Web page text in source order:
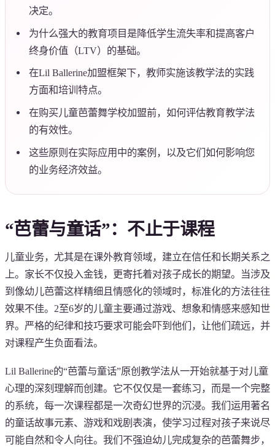
决定。
为什么强大的教育项目是降低学生流失率和提高客户
终身价值（LTV）的基础。
在Lil Ballerine加盟框架下，教师实施该教学法的实践
方面和培训特点。
在购买儿童芭蕾舞学校加盟前，如何评估教育教学法
的有效性。
这些原则在实际应用中的案例，以及它们如何影响您
的业务经济效益。
“芭蕾与童话”：不止于课程
儿童业务，尤其是在课外教育领域，建立在信任和长期关系之
上。家长不仅投入金钱，更寄托着对孩子成长的期望。当涉及
到像幼儿芭蕾这样精细且情感化的领域时，标准化的方法往往
效果不佳。2至6岁的儿童主要通过游戏、想象和情感来感知世
界。严格的纪律和技巧要求可能会吓到他们，让他们疏远，并
对课程产生负面看法。
Lil Ballerine的“芭蕾与童话”原创教学法从一开始就基于对儿童
心理的深刻理解而创建。它不仅仅是一套练习，而是一个完整
的系统，每一次课程都是一次奇幻世界的沉浸。我们运用著名
的童话故事元素、游戏和戏剧表演，使学习过程对孩子来说尽
可能自然和令人向往。我们不强迫幼儿完成复杂的芭蕾舞步，